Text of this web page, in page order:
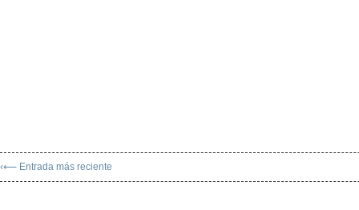
‹⟵ Entrada más reciente